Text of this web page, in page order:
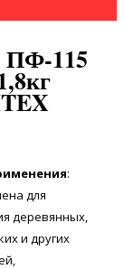
115
:
для
деревянных,
и других